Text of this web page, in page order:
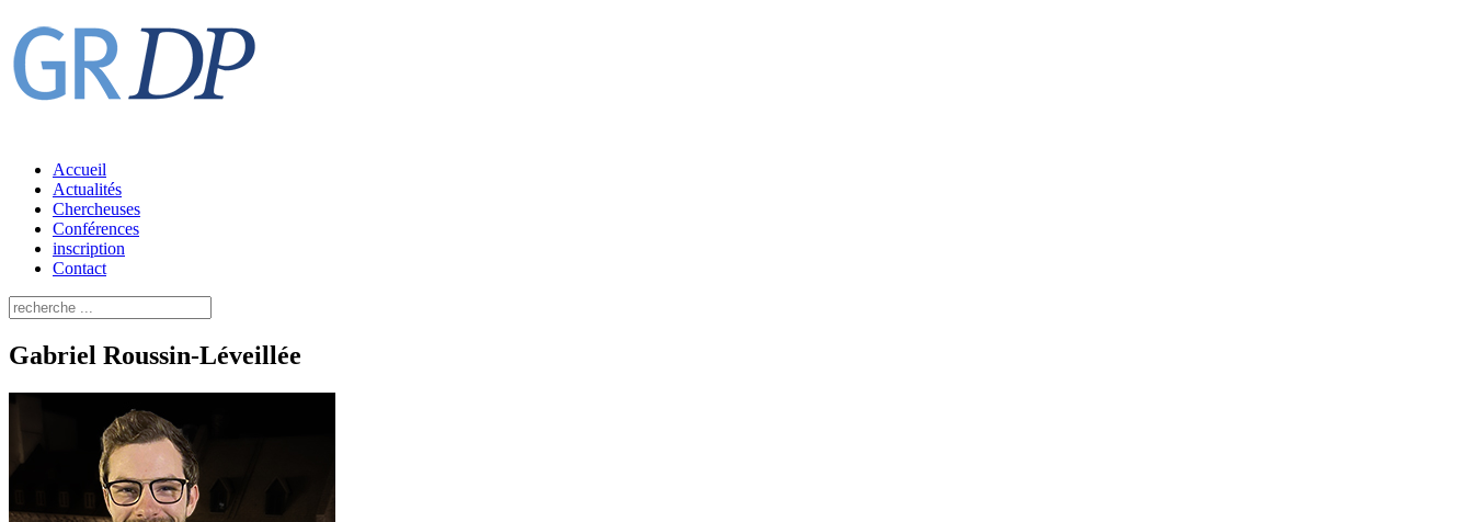
Accueil
Actualités
Chercheuses
Conférences
inscription
Contact
Gabriel Roussin-Léveillée